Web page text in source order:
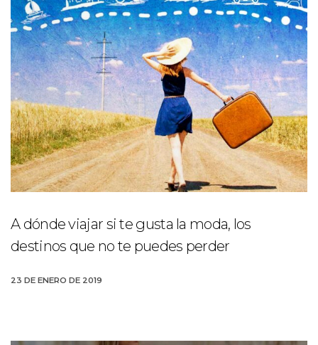
A dónde viajar si te gusta la moda, los
destinos que no te puedes perder
23 DE ENERO DE 2019